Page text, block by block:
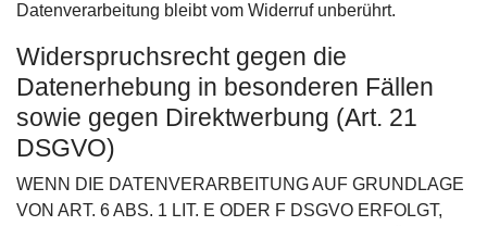
Datenverarbeitung bleibt vom Widerruf unberührt.
Widerspruchsrecht gegen die
Datenerhebung in besonderen Fällen
sowie gegen Direktwerbung (Art. 21
DSGVO)
WENN DIE DATENVERARBEITUNG AUF GRUNDLAGE
VON ART. 6 ABS. 1 LIT. E ODER F DSGVO ERFOLGT,